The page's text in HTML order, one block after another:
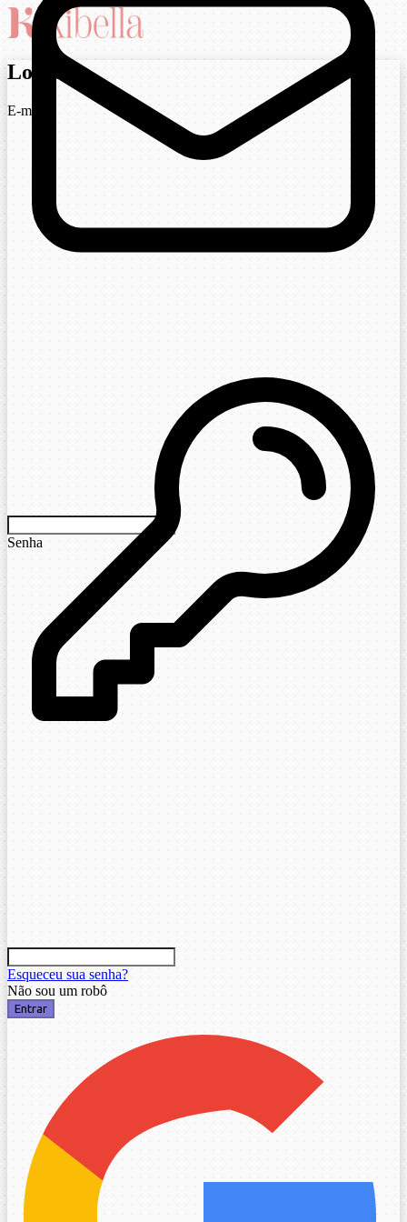
Login
E-mail
Senha
Esqueceu sua senha?
Não sou um robô
Entrar